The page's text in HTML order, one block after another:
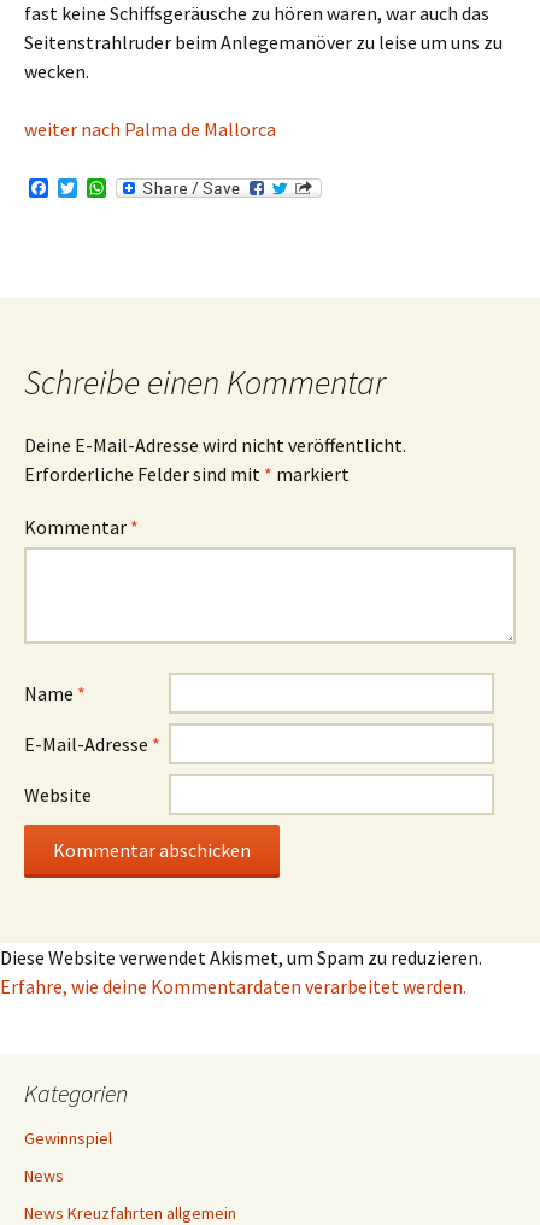
fast keine Schiffsgeräusche zu hören waren, war auch das
Seitenstrahlruder beim Anlegemanöver zu leise um uns zu
wecken.
weiter nach Palma de Mallorca
o
T
r
W
p
Schreibe einen Kommentar
Deine E-Mail-Adresse wird nicht veröffentlicht.
Erforderliche Felder sind mit * markiert
Kommentar *
Name *
E-Mail-Adresse *
Website
Diese Website verwendet Akismet, um Spam zu reduzieren.
Erfahre, wie deine Kommentardaten verarbeitet werden.
Kategorien
Gewinnspiel
News
News Kreuzfahrten allgemein